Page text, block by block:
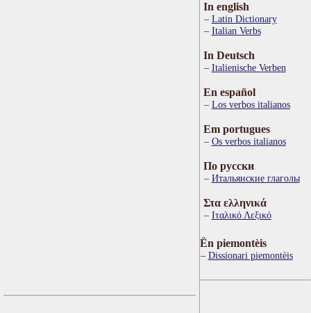
In english
Latin Dictionary
Italian Verbs
In Deutsch
Italienische Verben
En español
Los verbos italianos
Em portugues
Os verbos italianos
По русски
Итальянские глаголы
Στα ελληνικά
Ιταλικό Λεξικό
Ën piemontèis
Dissionari piemontèis